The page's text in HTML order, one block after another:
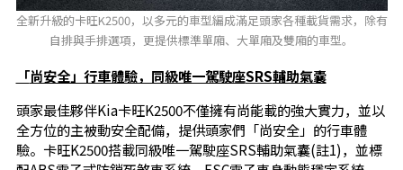
全新升級的卡旺K2500，以多元的車型編成滿足頭家各種載貨需求，除有
自排與手排選項，更提供標準單廂、大單廂及雙廂的車型。
「尚安全」行車體驗，同級唯一駕駛座SRS輔助氣囊
頭家最佳夥伴Kia卡旺K2500不僅擁有尚能載的強大實力，並以
全方位的主被動安全配備，提供頭家們「尚安全」的行車體
驗。卡旺K2500搭載同級唯一駕駛座SRS輔助氣囊(註1)，並標